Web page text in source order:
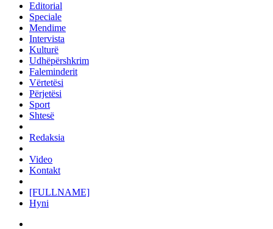
Editorial
Speciale
Mendime
Intervista
Kulturë
Udhëpërshkrim
Faleminderit
Vërtetësi
Përjetësi
Sport
Shtesë
Redaksia
Video
Kontakt
[FULLNAME]
Hyni